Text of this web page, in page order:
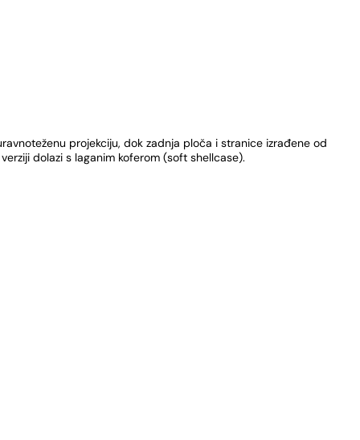
projekciju, dok zadnja ploča i stranice izrađene od
dolazi s laganim koferom (soft shellcase).